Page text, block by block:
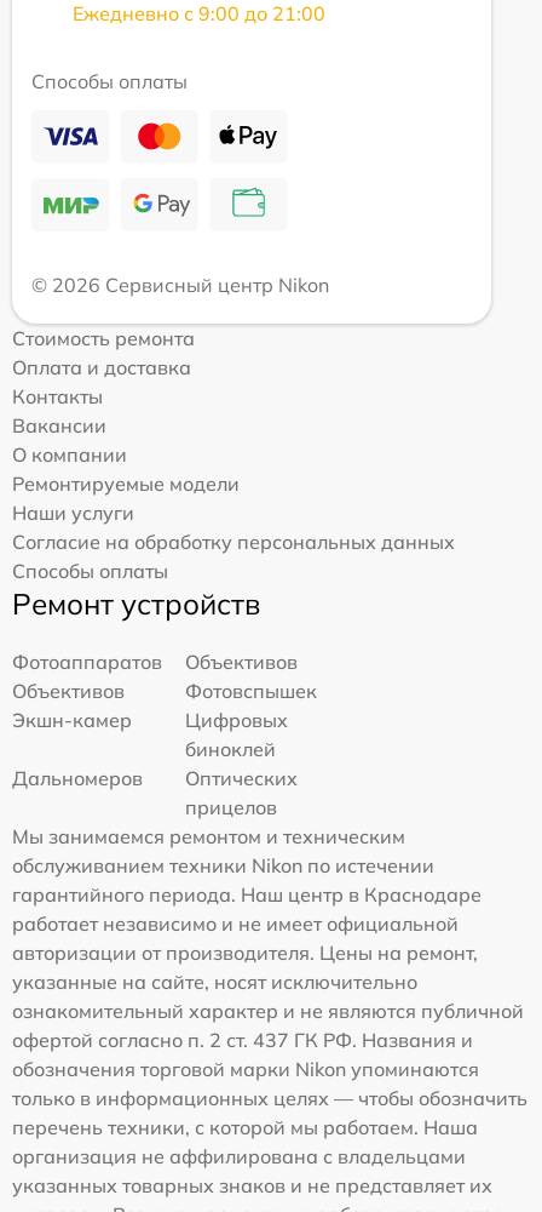
Ежедневно с 9:00 до 21:00
Способы оплаты
© 2026 Сервисный центр Nikon
Стоимость ремонта
Оплата и доставка
Контакты
Вакансии
О компании
Ремонтируемые модели
Наши услуги
Согласие на обработку персональных данных
Способы оплаты
Ремонт устройств
Фотоаппаратов
Объективов
Объективов
Фотовспышек
Экшн-камер
Цифровых
биноклей
Дальномеров
Оптических
прицелов
Мы занимаемся ремонтом и техническим
обслуживанием техники Nikon по истечении
гарантийного периода. Наш центр в Краснодаре
работает независимо и не имеет официальной
авторизации от производителя. Цены на ремонт,
указанные на сайте, носят исключительно
ознакомительный характер и не являются публичной
офертой согласно п. 2 ст. 437 ГК РФ. Названия и
обозначения торговой марки Nikon упоминаются
только в информационных целях — чтобы обозначить
перечень техники, с которой мы работаем. Наша
организация не аффилирована с владельцами
указанных товарных знаков и не представляет их